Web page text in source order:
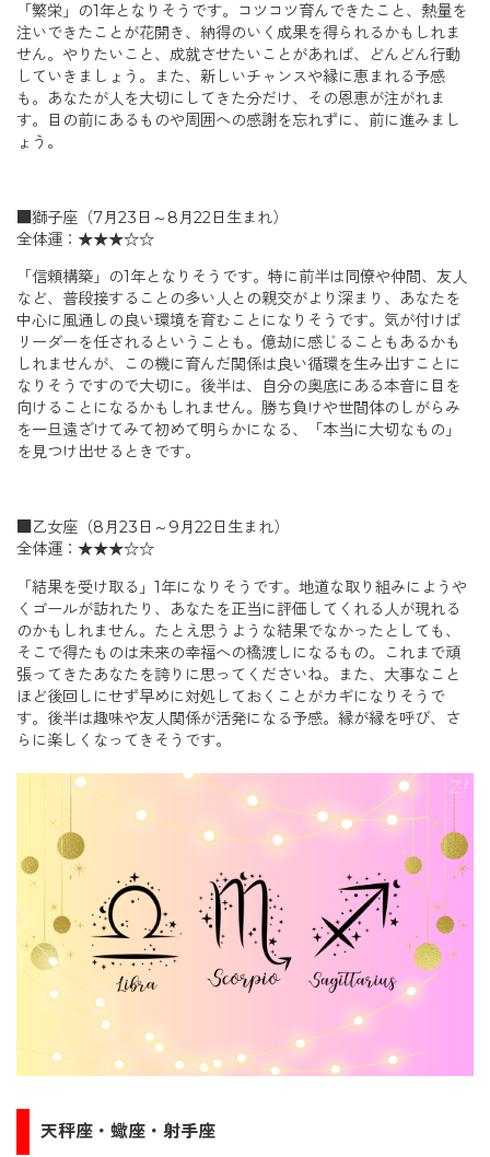
「繁栄」の1年となりそうです。コツコツ育んできたこと、熱量を
注いできたことが花開き、納得のいく成果を得られるかもしれま
せん。やりたいこと、成就させたいことがあれば、どんどん行動
していきましょう。また、新しいチャンスや縁に恵まれる予感
も。あなたが人を大切にしてきた分だけ、その恩恵が注がれま
す。目の前にあるものや周囲への感謝を忘れずに、前に進みまし
ょう。
■獅子座（7月23日～8月22日生まれ）
全体運：★★★☆☆
「信頼構築」の1年となりそうです。特に前半は同僚や仲間、友人
など、普段接することの多い人との親交がより深まり、あなたを
中心に風通しの良い環境を育むことになりそうです。気が付けば
リーダーを任されるということも。億劫に感じることもあるかも
しれませんが、この機に育んだ関係は良い循環を生み出すことに
なりそうですので大切に。後半は、自分の奥底にある本音に目を
向けることになるかもしれません。勝ち負けや世間体のしがらみ
を一旦遠ざけてみて初めて明らかになる、「本当に大切なもの」
を見つけ出せるときです。
■乙女座（8月23日～9月22日生まれ）
全体運：★★★☆☆
「結果を受け取る」1年になりそうです。地道な取り組みにようや
くゴールが訪れたり、あなたを正当に評価してくれる人が現れる
のかもしれません。たとえ思うような結果でなかったとしても、
そこで得たものは未来の幸福への橋渡しになるもの。これまで頑
張ってきたあなたを誇りに思ってくださいね。また、大事なこと
ほど後回しにせず早めに対処しておくことがカギになりそうで
す。後半は趣味や友人関係が活発になる予感。縁が縁を呼び、さ
らに楽しくなってきそうです。
天秤座・蠍座・射手座